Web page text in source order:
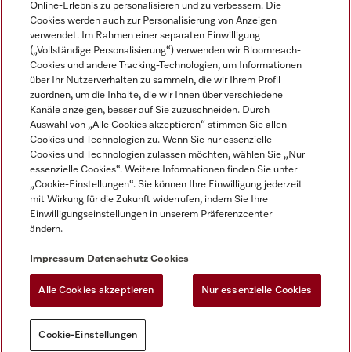
DEUTSCH
Impressum
Datenschutz
Cookie-Einstellungen
Miele auf YoutubeMiele auf Instagram
Miele auf Facebook
Miele auf LinkedInMiele auf LinkedIn
Online-Erlebnis zu personalisieren und zu verbessern. Die
Cookies werden auch zur Personalisierung von Anzeigen
verwendet. Im Rahmen einer separaten Einwilligung
(„Vollständige Personalisierung“) verwenden wir Bloomreach-
Cookies und andere Tracking-Technologien, um Informationen
über Ihr Nutzerverhalten zu sammeln, die wir Ihrem Profil
zuordnen, um die Inhalte, die wir Ihnen über verschiedene
Kanäle anzeigen, besser auf Sie zuzuschneiden. Durch
Auswahl von „Alle Cookies akzeptieren“ stimmen Sie allen
Cookies und Technologien zu. Wenn Sie nur essenzielle
Cookies und Technologien zulassen möchten, wählen Sie „Nur
essenzielle Cookies“. Weitere Informationen finden Sie unter
„Cookie-Einstellungen“. Sie können Ihre Einwilligung jederzeit
mit Wirkung für die Zukunft widerrufen, indem Sie Ihre
Einwilligungseinstellungen in unserem Präferenzcenter
ändern.
Impressum Datenschutz Cookies
Alle Cookies akzeptieren Nur essenzielle Cookies
Cookie-Einstellungen